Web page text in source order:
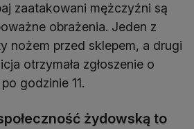
zaatakowani mężczyźni są
obrażenia. Jeden z
nożem przed sklepem, a drugi
otrzymała zgłoszenie o
godzinie 11.
żydowską to